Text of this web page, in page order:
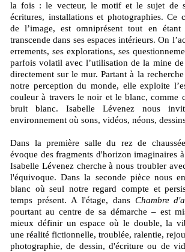
la fois : le vecteur, le motif et le sujet de
écritures, installations et photographies. Ce
de l’image, est omniprésent tout en étant
transcende dans ses espaces intérieurs. On
errements, ses explorations, ses
parfois volatil avec l’utilisation de la mine
directement sur le mur. Partant à la
notre perception du monde, elle exploite
couleur à travers le noir et le blanc, comme
bruit blanc. Isabelle Lévenez nous
environnement où sons, vidéos, néons,
Dans la première salle du rez de
évoque des fragments d'horizon imaginaires
Isabelle Lévenez cherche à nous troubler
l'équivoque. Dans la seconde pièce nous
blanc où seul notre regard compte et
temps présent. A l'étage, dans Chambre
pourtant au centre de sa démarche – est
mieux définir un espace où le double, la
une réalité fictionnelle, troublée, ralentie,
photographie, de dessin, d'écriture ou de